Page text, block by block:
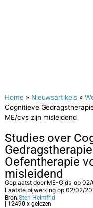
Home » Nieuwsartikels »
Cognitieve
ME/cvs zijn misleidend
Studies over
Oefentherapie
misleidend
Geplaatst door ME-Gids op 02/
Laatste bijwerking op 02/02/
Bron:Sten Helmfrid
| 12490 x gelezen